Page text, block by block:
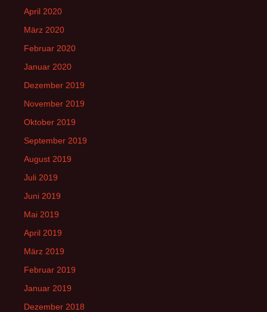
April 2020
März 2020
Februar 2020
Januar 2020
Dezember 2019
November 2019
Oktober 2019
September 2019
August 2019
Juli 2019
Juni 2019
Mai 2019
April 2019
März 2019
Februar 2019
Januar 2019
Dezember 2018